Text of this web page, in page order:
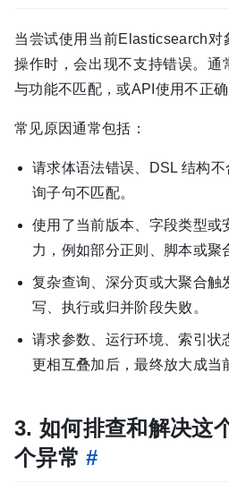
当尝试使用当前Elasticsearch对
操作时，会出现不支持错误。通
与功能不匹配，或API使用不正确
常见原因通常包括：
请求体语法错误、DSL 结构
询子句不匹配。
使用了当前版本、字段类型或
力，例如部分正则、脚本或聚
复杂查询、深分页或大聚合触
写、执行或归并阶段失败。
请求参数、运行环境、索引状
更相互叠加后，最终放大成当
3. 如何排查和解决这
个异常#